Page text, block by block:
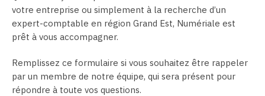
votre entreprise ou simplement à la recherche d’un
expert-comptable en région Grand Est, Numériale est
prêt à vous accompagner.
Remplissez ce formulaire si vous souhaitez être rappeler
par un membre de notre équipe, qui sera présent pour
répondre à toute vos questions.